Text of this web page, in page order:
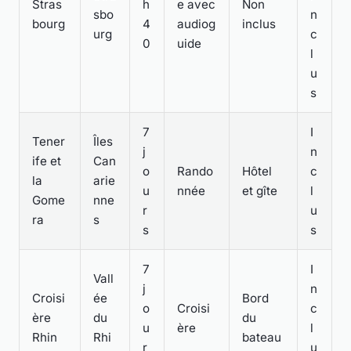
Stras
bourg
sbo
urg
h
4
0
e avec
audiog
uide
Non
inclus
n
c
l
u
s
Tener
ife et
la
Gome
ra
Îles
Can
arie
nne
s
7
j
o
u
r
s
Rando
nnée
Hôtel
et gîte
I
n
c
l
u
s
Croisi
ère
Rhin
Vall
ée
du
Rhi
7
j
o
u
r
Croisi
ère
Bord
du
bateau
I
n
c
l
u